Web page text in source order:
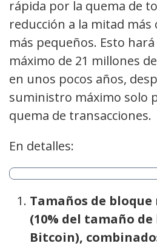
rápida por la quema de
reducción a la mitad
más pequeños. Esto
máximo de 21 millones
en unos pocos años,
suministro máximo solo
quema de transacciones.
En detalles:
Tamaños de bloque
(10% del tamaño de
Bitcoin),